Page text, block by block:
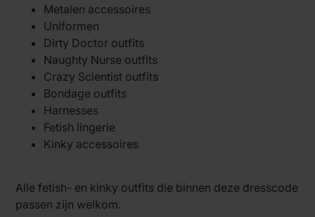
Metalen accessoires
Uniformen
Dirty Doctor outfits
Naughty Nurse outfits
Crazy Scientist outfits
Bondage outfits
Harnesses
Fetish lingerie
Kinky accessoires
Alle fetish- en kinky outfits die binnen deze dresscode
passen zijn welkom.